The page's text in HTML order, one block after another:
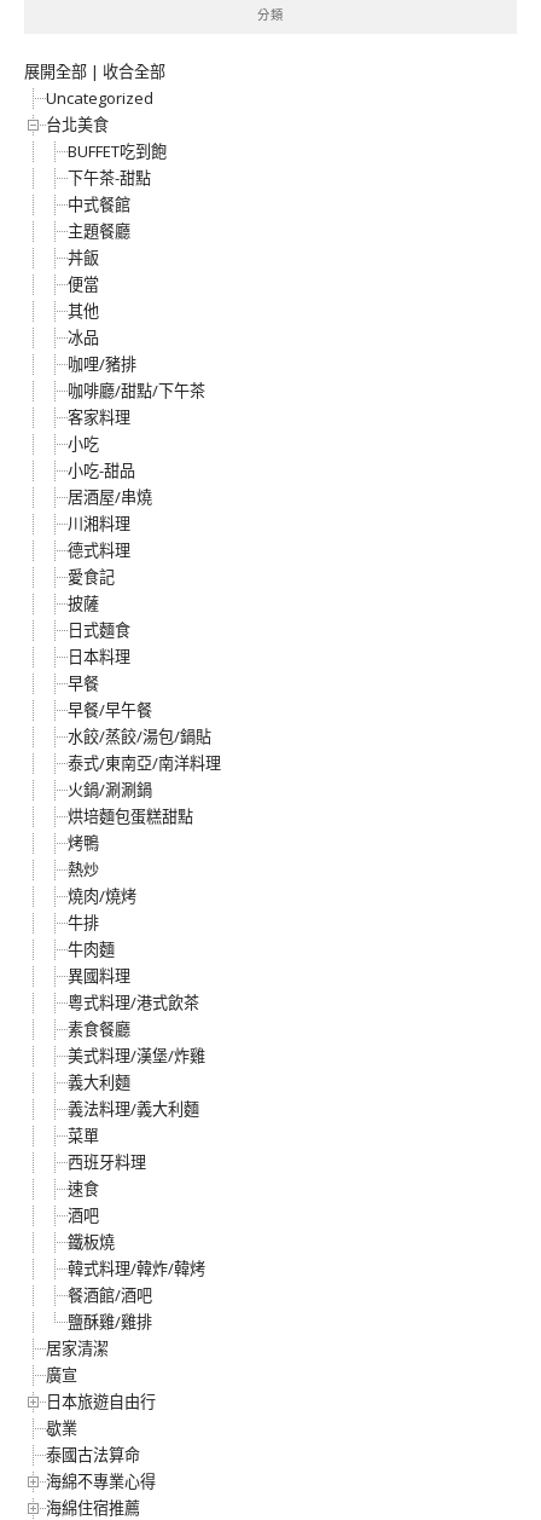
分類
展開全部 | 收合全部
Uncategorized
台北美食
BUFFET吃到飽
下午茶-甜點
中式餐館
主題餐廳
丼飯
便當
其他
冰品
咖哩/豬排
咖啡廳/甜點/下午茶
客家料理
小吃
小吃-甜品
居酒屋/串燒
川湘料理
德式料理
愛食記
披薩
日式麵食
日本料理
早餐
早餐/早午餐
水餃/蒸餃/湯包/鍋貼
泰式/東南亞/南洋料理
火鍋/涮涮鍋
烘培麵包蛋糕甜點
烤鴨
熱炒
燒肉/燒烤
牛排
牛肉麵
異國料理
粵式料理/港式飲茶
素食餐廳
美式料理/漢堡/炸雞
義大利麵
義法料理/義大利麵
菜單
西班牙料理
速食
酒吧
鐵板燒
韓式料理/韓炸/韓烤
餐酒館/酒吧
鹽酥雞/雞排
居家清潔
廣宣
日本旅遊自由行
歇業
泰國古法算命
海綿不專業心得
海綿住宿推薦